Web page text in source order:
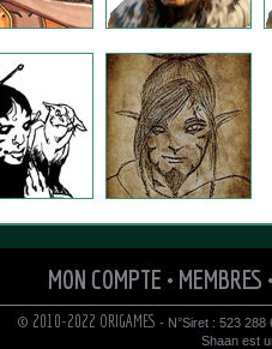
MON COMPTE • MEMBRES
© 2010-2022 ORIGAMES - N°Siret : 523 288
Shaan est